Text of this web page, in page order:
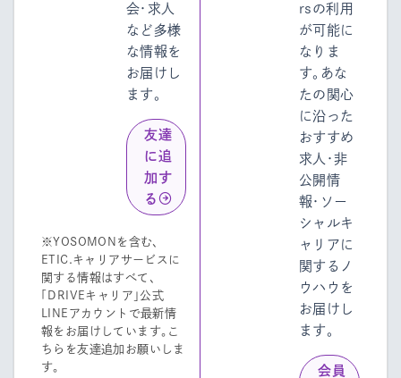
会・求人
など多様
な情報を
お届けし
ます。
友達
に追
加す
る
※YOSOMONを含む、
ETIC.キャリアサービスに
関する情報はすべて、
「DRIVEキャリア」公式
LINEアカウントで最新情
報をお届けしています。こ
ちらを友達追加お願いしま
す。
rsの利用
が可能に
なりま
す。あな
たの関心
に沿った
おすすめ
求人・非
公開情
報・ソー
シャルキ
ャリアに
関するノ
ウハウを
お届けし
ます。
会員